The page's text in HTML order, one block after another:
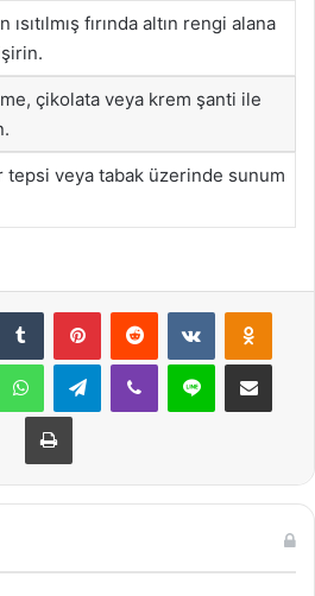
ısıtılmış fırında altın rengi alana
çikolata veya krem şanti ile
tepsi veya tabak üzerinde sunum
Tumblr PinterestReddit VKontakte
WhatsAppTelegramViber Line E-Posta ile
Yazdır